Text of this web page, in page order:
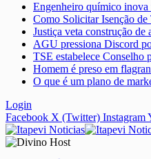
Engenheiro químico
Como Solicitar Isenção
Justiça veta construção de
AGU pressiona Discord
TSE estabelece Conselho
Homem é preso em
O que é um plano de
Login
Facebook X (Twitter) Instagram